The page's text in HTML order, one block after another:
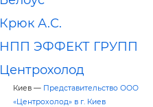
Крюк А.С.
НПП ЭФФЕКТ ГРУПП
Центрохолод
Киев — Представительство ООО
«Центрохолод» в г. Киев